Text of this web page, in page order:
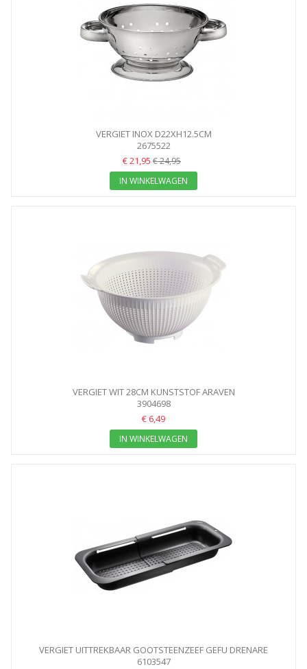
VERGIET INOX D22XH12.5CM
2675522
€ 21,95 € 24,95
IN WINKELWAGEN
VERGIET WIT 28CM KUNSTSTOF ARAVEN
3904698
€ 6,49
IN WINKELWAGEN
VERGIET UITTREKBAAR GOOTSTEENZEEF GEFU DRENARE
6103547